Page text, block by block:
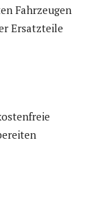
Fahrzeugen
Ersatzteile